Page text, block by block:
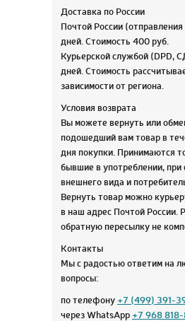
Доставка по России
Почтой России (отправления
дней. Стоимость 400 руб.
Курьерской службой (DPD,
дней. Стоимость
зависимости от региона.
Условия возврата
Вы можете вернуть или
подошедший вам товар в
дня покупки. Принимаются
бывшие в употреблении, при
внешнего вида и
Вернуть товар можно
в наш адрес Почтой России.
обратную пересылку не
Контакты
Мы с радостью ответим на
вопросы:
по телефону +7 (499) 391-
через WhatsApp +7 968